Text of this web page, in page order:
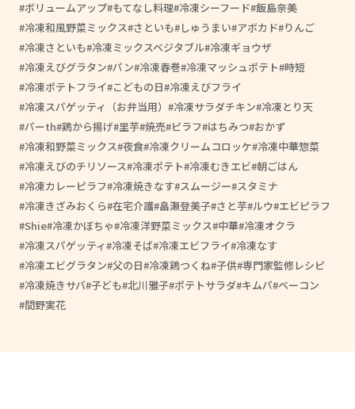
ボリュームアップ もてなし料理 冷凍シーフード 飯島奈美
冷凍和風野菜ミックス さといも しゅうまい アボカド りんご
冷凍さといも 冷凍ミックスベジタブル 冷凍ギョウザ
冷凍えびグラタン パン 冷凍春巻 冷凍マッシュポテト 時短
冷凍ポテトフライ こどもの日 冷凍えびフライ
冷凍スパゲッティ（お弁当用）
冷凍サラダチキン 冷凍とり天
パーth 鶏から揚げ 里芋 焼売 ピラフ はちみつ おかず
冷凍和野菜ミックス 夜食 冷凍クリームコロッケ 冷凍中華惣菜
冷凍えびのチリソース 冷凍ポテト 冷凍むきエビ 朝ごはん
冷凍カレーピラフ 冷凍焼きなす スムージー スタミナ
冷凍きざみおくら 在宅介護 畠瀬登美子 さと芋 ルウ エビピラフ
Shie 冷凍かぼちゃ 冷凍洋野菜ミックス 中華 冷凍オクラ
冷凍スパゲッティ 冷凍そば 冷凍エビフライ 冷凍なす
冷凍エビグラタン 父の日 冷凍鶏つくね 子供 専門家監修レシピ
冷凍焼きサバ 子ども 北川雅子 ポテトサラダ キムパ ベーコン
間野実花